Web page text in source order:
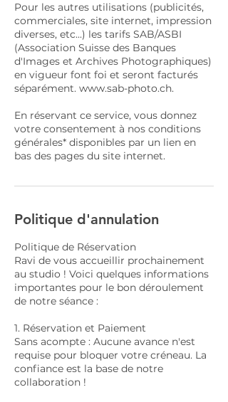
Pour les autres utilisations (publicités,
commerciales, site internet, impression
diverses, etc...) les tarifs SAB/ASBI
(Association Suisse des Banques
d'Images et Archives Photographiques)
en vigueur font foi et seront facturés
séparément. www.sab-photo.ch.
En réservant ce service, vous donnez
votre consentement à nos conditions
générales* disponibles par un lien en
bas des pages du site internet.
Politique d'annulation
Politique de Réservation
Ravi de vous accueillir prochainement
au studio ! Voici quelques informations
importantes pour le bon déroulement
de notre séance :
1. Réservation et Paiement
Sans acompte : Aucune avance n'est
requise pour bloquer votre créneau. La
confiance est la base de notre
collaboration !